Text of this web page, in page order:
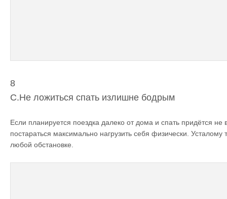
8
C.Не ложиться спать излишне бодрым
Если планируется поездка далеко от дома и спать придётся не
постараться максимально нагрузить себя физически. Усталому
любой обстановке.